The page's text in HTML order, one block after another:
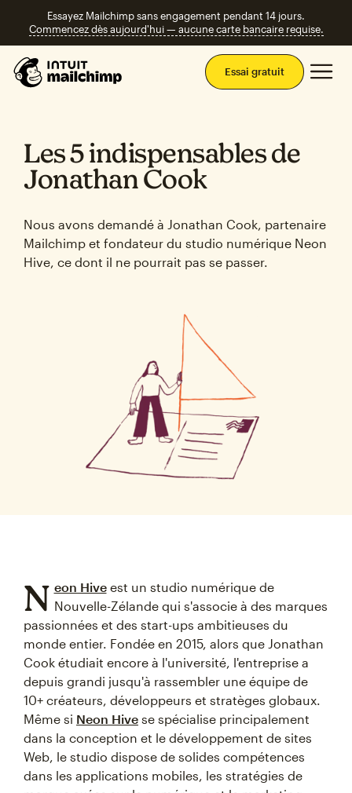
Essayez Mailchimp sans engagement pendant 14 jours.
Commencez dès aujourd'hui — aucune carte bancaire requise.
Essai gratuit
Les 5 indispensables de
Jonathan Cook
Nous avons demandé à Jonathan Cook, partenaire
Mailchimp et fondateur du studio numérique Neon
Hive, ce dont il ne pourrait pas se passer.
N eon Hiveest un studio numérique de
Nouvelle-Zélande qui s'associe à des marques
passionnées et des start-ups ambitieuses du
monde entier. Fondée en 2015, alors que Jonathan
Cook étudiait encore à l'université, l'entreprise a
depuis grandi jusqu'à rassembler une équipe de
10+ créateurs, développeurs et stratèges globaux.
Même si Neon Hive se spécialise principalement
dans la conception et le développement de sites
Web, le studio dispose de solides compétences
dans les applications mobiles, les stratégies de